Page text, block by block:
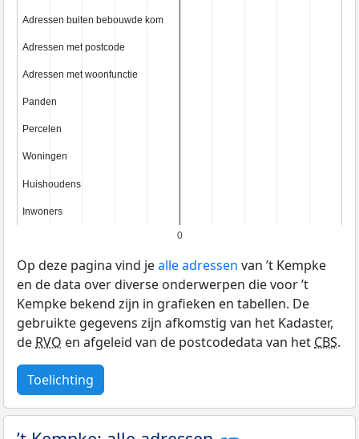
0
Adressen buiten bebouwde kom
Adressen buiten bebouwde kom
Adressen met postcode
Adressen met postcode
Adressen met woonfunctie
Adressen met woonfunctie
Panden
Panden
Percelen
Percelen
Woningen
Woningen
Huishoudens
Huishoudens
Inwoners
Inwoners
Op deze pagina vind jealle adressen van ’t Kempke
en de data over diverse onderwerpen die voor ’t
Kempke bekend zijn in grafieken en tabellen. De
gebruikte gegevens zijn afkomstig van het Kadaster,
deRVO en afgeleid van de postcodedata van hetCBS.
Toelichting